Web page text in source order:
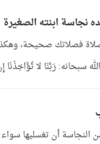
ابنته الصغيرة
فصلاتك صحيحة،
تُؤَاخِذْنَا إِنْ نَسِينَا أَوْ أَخْطَأْنَا
أن تغسليها